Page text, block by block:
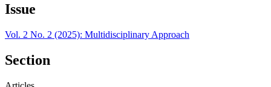
Issue
Vol. 2 No. 2 (2025): Multidisciplinary Approach
Section